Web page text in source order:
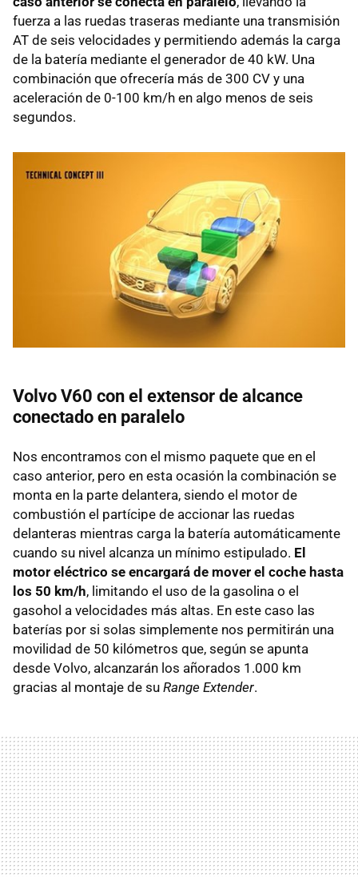
fuerza a las ruedas traseras mediante una transmisión
AT de seis velocidades y permitiendo además la carga
de la batería mediante el generador de 40 kW. Una
combinación que ofrecería más de 300 CV y una
aceleración de 0-100 km/h en algo menos de seis
segundos.
Volvo V60 con el extensor de alcance
conectado en paralelo
Nos encontramos con el mismo paquete que en el
caso anterior, pero en esta ocasión la combinación se
monta en la parte delantera, siendo el motor de
combustión el partícipe de accionar las ruedas
delanteras mientras carga la batería automáticamente
cuando su nivel alcanza un mínimo estipulado. El
motor eléctrico se encargará de mover el coche hasta
los 50 km/h, limitando el uso de la gasolina o el
gasohol a velocidades más altas. En este caso las
baterías por si solas simplemente nos permitirán una
movilidad de 50 kilómetros que, según se apunta
desde Volvo, alcanzarán los añorados 1.000 km
gracias al montaje de su Range Extender.